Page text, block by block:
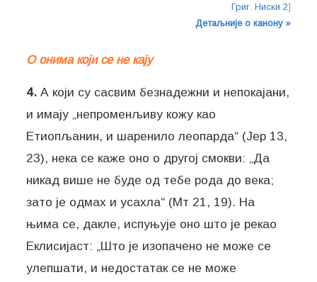
Григ. Ниски 2]
Детаљније о канону »
О онима који се не кају
4. А који су сасвим безнадежни и непокајани,
и имају „непроменљиву кожу као
Етиопљанин, и шаренило леопарда“ (Јер 13,
23), нека се каже оно о другој смокви: „Да
никад више не буде од тебе рода до века;
зато је одмах и усахла“ (Мт 21, 19). На
њима се, дакле, испуњује оно што је рекао
Еклисијаст: „Што је изопачено не може се
улепшати, и недостатак се не може